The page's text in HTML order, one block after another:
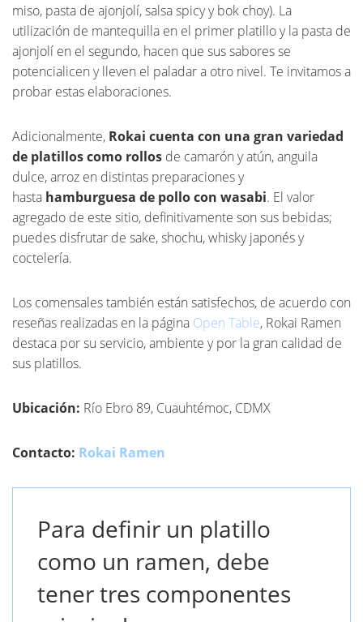
miso, pasta de ajonjolí, salsa spicy y bok choy). La
utilización de mantequilla en el primer platillo y la pasta de
ajonjolí en el segundo, hacen que sus sabores se
potencialicen y lleven el paladar a otro nivel. Te invitamos a
probar estas elaboraciones.
Adicionalmente, Rokai cuenta con una gran variedad
de platillos como rollos de camarón y atún, anguila
dulce, arroz en distintas preparaciones y
hasta hamburguesa de pollo con wasabi. El valor
agregado de este sitio, definitivamente son sus bebidas;
puedes disfrutar de sake, shochu, whisky japonés y
coctelería.
Los comensales también están satisfechos, de acuerdo con
reseñas realizadas en la página Open Table, Rokai Ramen
destaca por su servicio, ambiente y por la gran calidad de
sus platillos.
Ubicación: Río Ebro 89, Cuauhtémoc, CDMX
Contacto: Rokai Ramen
Para definir un platillo
como un ramen, debe
tener tres componentes